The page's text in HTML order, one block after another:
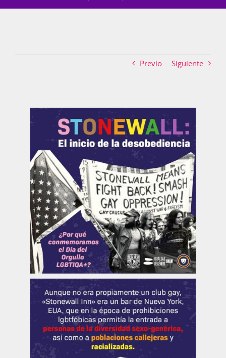
Atención de la violencia de género
La Boletina
Blog
Recursos
Súmate
Publicaciones
Bienvenida generación 2027-1
Previo Siguiente